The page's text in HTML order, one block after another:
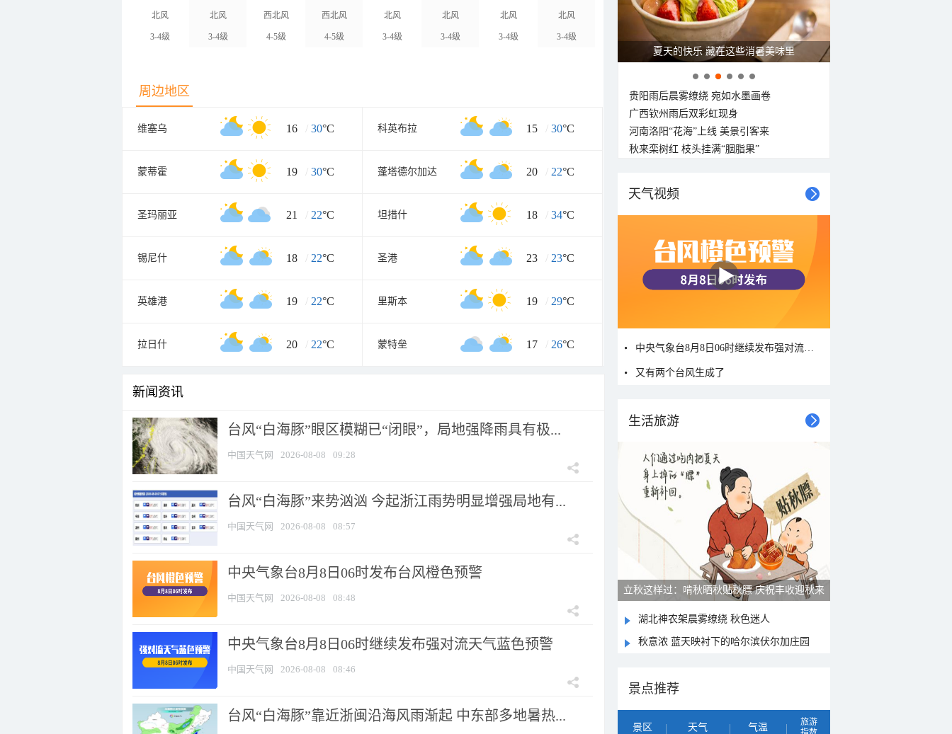
北风
3-4级
北风
3-4级
西北风
4-5级
西北风
4-5级
北风
3-4级
北风
3-4级
北风
3-4级
北风
3-4级
周边地区
维塞乌 16 / 30°C 科英布拉 15 / 30°C
蒙蒂霍 19 / 30°C 蓬塔德尔加达 20 / 22°C
圣玛丽亚 21 / 22°C 坦措什 18 / 34°C
锡尼什 18 / 22°C 圣港 23 / 23°C
英雄港 19 / 22°C 里斯本 19 / 29°C
拉日什 20 / 22°C 蒙特垒 17 / 26°C
新闻资讯
台风“白海豚”眼区模糊已“闭眼”，局地强降雨具有极...
中国天气网 2026-08-08 09:28
台风“白海豚”来势汹汹 今起浙江雨势明显增强局地有...
中国天气网 2026-08-08 08:57
中央气象台8月8日06时发布台风橙色预警
中国天气网 2026-08-08 08:48
中央气象台8月8日06时继续发布强对流天气蓝色预警
中国天气网 2026-08-08 08:46
台风“白海豚”靠近浙闽沿海风雨渐起 中东部多地暑热...
夏天的快乐 藏在这些消暑美味里
贵阳雨后晨雾缭绕 宛如水墨画卷
广西钦州雨后双彩虹现身
河南洛阳“花海”上线 美景引客来
秋来栾树红 枝头挂满“胭脂果”
天气视频
中央气象台8月8日06时继续发布强对流天气蓝色预警
又有两个台风生成了
生活旅游
立秋这样过：啃秋晒秋贴秋膘 庆祝丰收迎秋来
湖北神农架晨雾缭绕 秋色迷人
秋意浓 蓝天映衬下的哈尔滨伏尔加庄园
景点推荐
景区 天气 气温
旅游